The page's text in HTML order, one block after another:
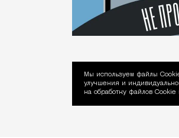
Мы используем файлы
улучшения и
на обработку файлов